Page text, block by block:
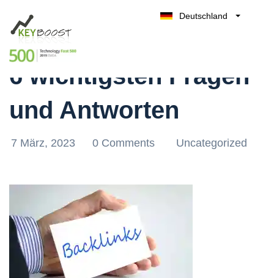
Deutschland
France
Italia
Backlinks kaufen: Die
6 wichtigsten Fragen
und Antworten
7 März, 2023 0 Comments Uncategorized